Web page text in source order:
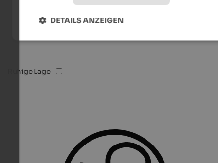
Ruhige Lage
DETAILS ANZEIGEN